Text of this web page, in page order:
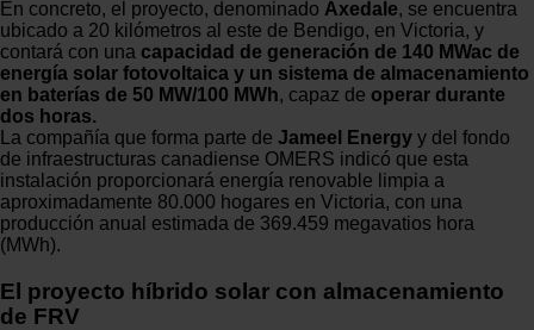
En concreto, el proyecto, denominado Axedale, se encuentra
ubicado a 20 kilómetros al este de Bendigo, en Victoria, y
contará con una capacidad de generación de 140 MWac de
energía solar fotovoltaica y un sistema de almacenamiento
en baterías de 50 MW/100 MWh, capaz de operar durante
dos horas.
La compañía que forma parte de Jameel Energy y del fondo
de infraestructuras canadiense OMERS indicó que esta
instalación proporcionará energía renovable limpia a
aproximadamente 80.000 hogares en Victoria, con una
producción anual estimada de 369.459 megavatios hora
(MWh).
El proyecto híbrido solar con almacenamiento
de FRV